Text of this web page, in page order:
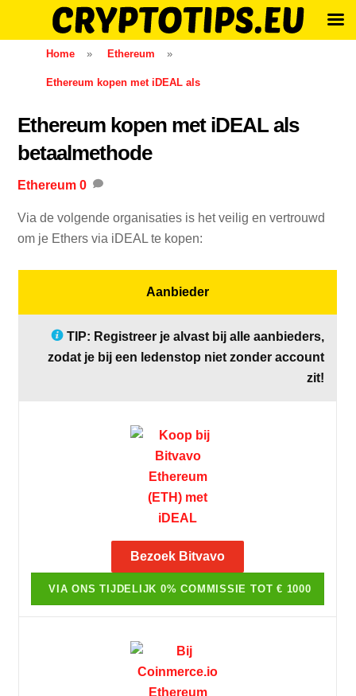
Home » Ethereum »
Ethereum kopen met iDEAL als
Ethereum kopen met iDEAL als
betaalmethode
Ethereum 0
Via de volgende organisaties is het veilig en vertrouwd
om je Ethers via iDEAL te kopen:
Aanbieder
TIP: Registreer je alvast bij alle aanbieders,
zodat je bij een ledenstop niet zonder account
zit!
Bezoek Bitvavo
VIA ONS TIJDELIJK 0% COMMISSIE TOT € 1000